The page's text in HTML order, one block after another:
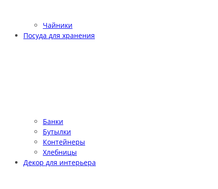
Чайники
Посуда для хранения
Банки
Бутылки
Контейнеры
Хлебницы
Декор для интерьера